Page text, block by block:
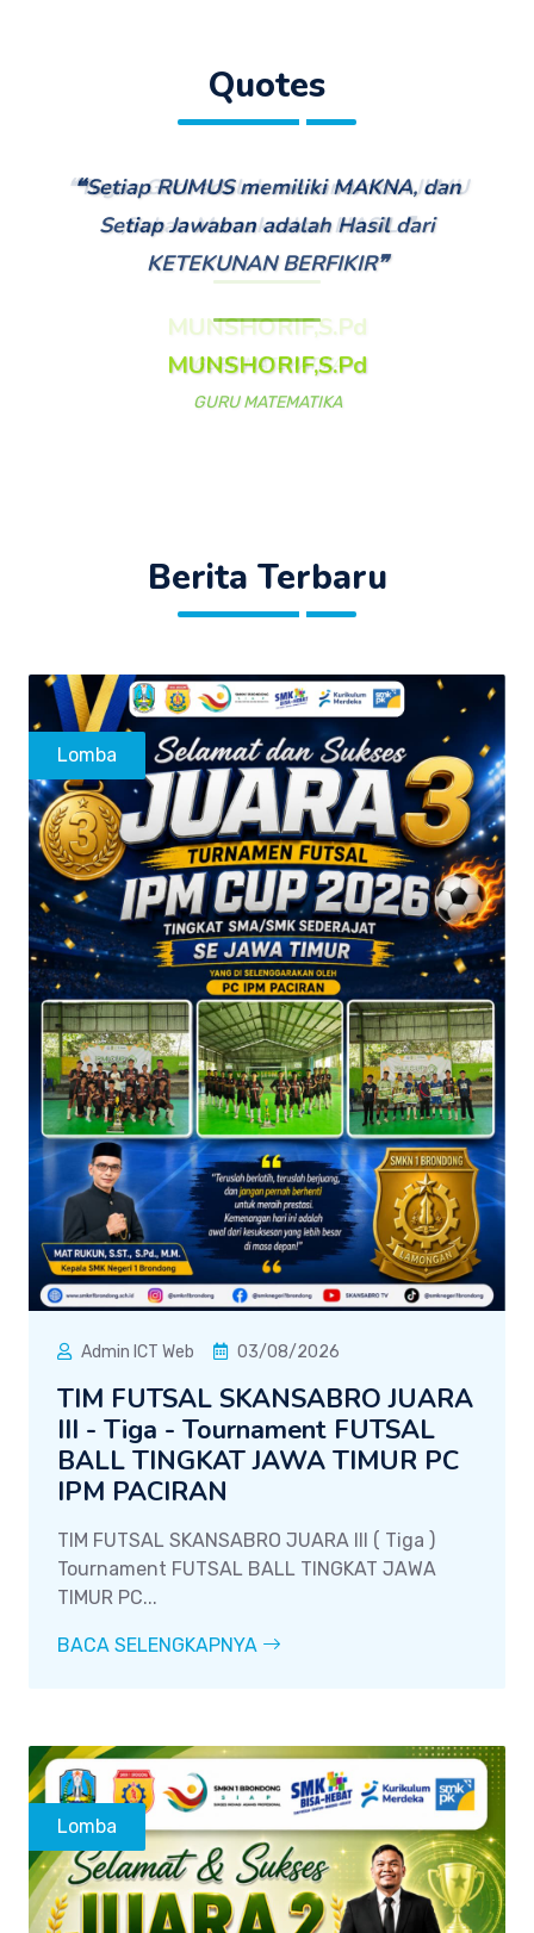
Quotes
❝Setiap RUMUS memiliki MAKNA, dan
Setiap Jawaban adalah Hasil dari
KETEKUNAN BERFIKIR❞
MUNSHORIF,S.Pd
GURU MATEMATIKA
Berita Terbaru
Lomba
Admin ICT Web 03/08/2026
TIM FUTSAL SKANSABRO JUARA
III - Tiga - Tournament FUTSAL
BALL TINGKAT JAWA TIMUR PC
IPM PACIRAN
TIM FUTSAL SKANSABRO JUARA III ( Tiga )
Tournament FUTSAL BALL TINGKAT JAWA
TIMUR PC...
BACA SELENGKAPNYA
Lomba